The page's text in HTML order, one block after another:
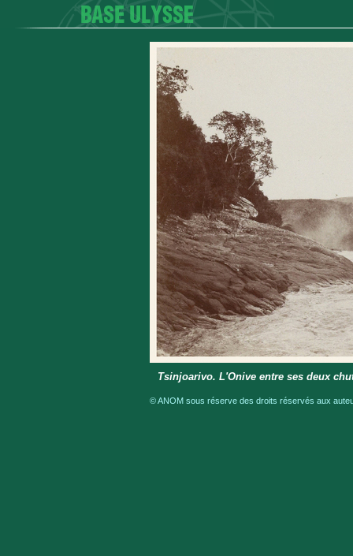
Tsinjoarivo. L'Onive entre ses deux
© ANOM sous réserve des droits réservés aux